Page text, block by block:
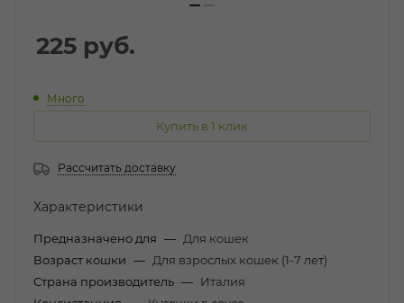
225 руб.
Много
Купить в 1 клик
Рассчитать доставку
Характеристики
Предназначено для — Для кошек
Возраст кошки — Для взрослых кошек (1-7 лет)
Страна производитель — Италия